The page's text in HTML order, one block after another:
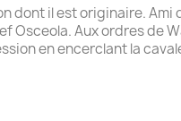
dont il est originaire. Ami
Osceola. Aux ordres de
en encerclant la